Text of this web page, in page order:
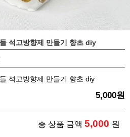
석고방향제 만들기 향초 diy
석고방향제 만들기 향초 diy
5,000원
총 상품 금액 5,000 원